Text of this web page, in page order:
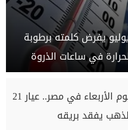
يفرض كلمته برطوبة
في ساعات الذروة
أسعار الذهب اليوم الأربعاء في مصر.. عيار 21
يفقد بريقه